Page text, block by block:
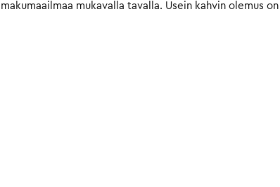
mukavalla tavalla. Usein kahvin olemus